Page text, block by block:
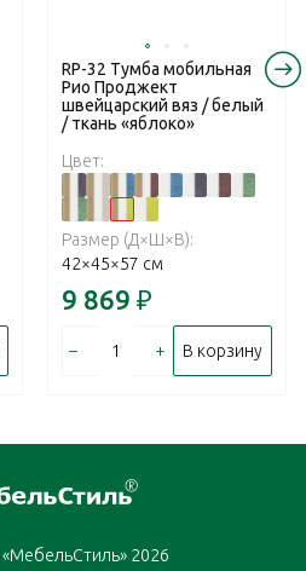
RP-32 Тумба мобильная
Рио Проджект
швейцарский вяз / белый
/ ткань «яблоко»
Цвет:
Размер (Д×Ш×В):
42×45×57 см
9 869 ₽
– + В корзину
2026